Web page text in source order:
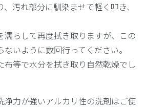
汚れ部分に馴染ませて軽く叩き、
濡らして再度拭き取りますが、この
いように数回行ってください。
布等で水分を拭き取り自然乾燥でし
浄力が強いアルカリ性の洗剤はご使